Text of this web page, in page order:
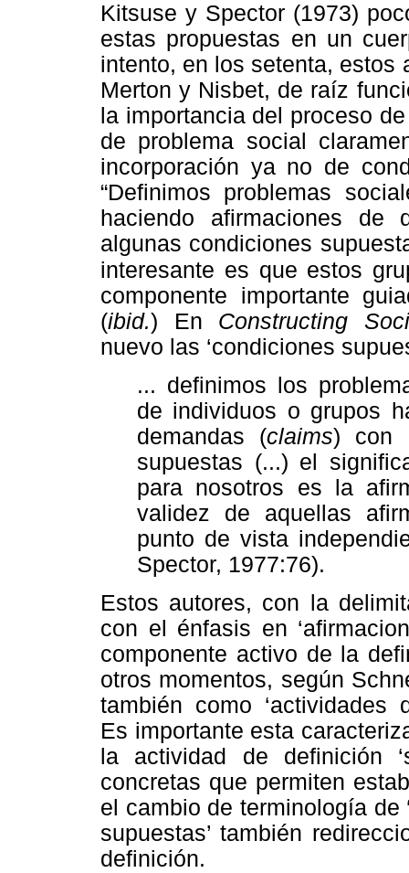
Kitsuse y Spector (1973)
estas propuestas en un
intento, en los setenta, estos
Merton y Nisbet, de raíz
la importancia del proceso
de problema social
incorporación ya no de
“Definimos problemas
haciendo afirmaciones
algunas condiciones
interesante es que estos
componente importante
(ibid.) En Constructing
nuevo las ‘condiciones
... definimos los
de individuos o grupos
demandas (claims) con
supuestas (...) el
para nosotros es la
validez de aquellas
punto de vista
Spector, 1977:76).
Estos autores, con la
con el énfasis en
componente activo de la
otros momentos, según
también como ‘actividades
Es importante esta
la actividad de definición
concretas que permiten
el cambio de terminología de
supuestas’ también
definición.